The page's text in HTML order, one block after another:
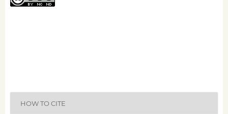
HOW TO CITE